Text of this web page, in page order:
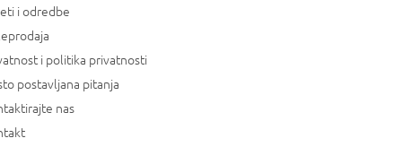
i odredbe
i politika privatnosti
postavljana pitanja
nas